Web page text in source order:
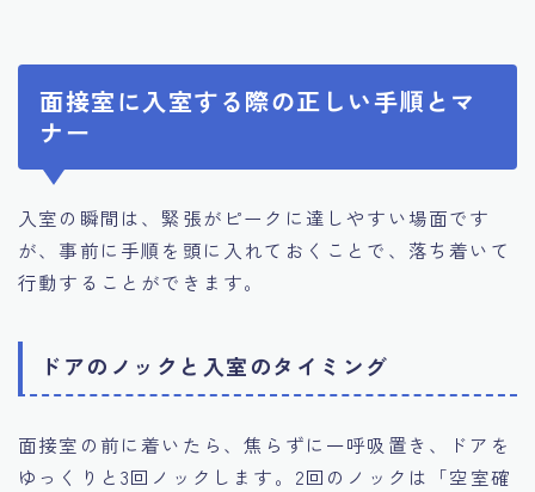
面接室に入室する際の正しい手順とマ
ナー
入室の瞬間は、緊張がピークに達しやすい場面です
が、事前に手順を頭に入れておくことで、落ち着いて
行動することができます。
ドアのノックと入室のタイミング
面接室の前に着いたら、焦らずに一呼吸置き、ドアを
ゆっくりと3回ノックします。2回のノックは「空室確